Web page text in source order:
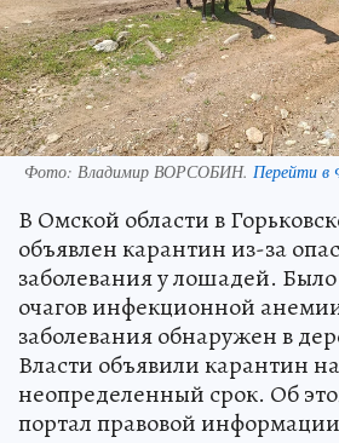
Фото: Владимир ВОРСОБИН. Перейти
В Омской области в
объявлен карантин из-за
заболевания у лошадей.
очагов инфекционной
заболевания обнаружен в
Власти объявили карантин на
неопределенный срок. Об
портал правовой